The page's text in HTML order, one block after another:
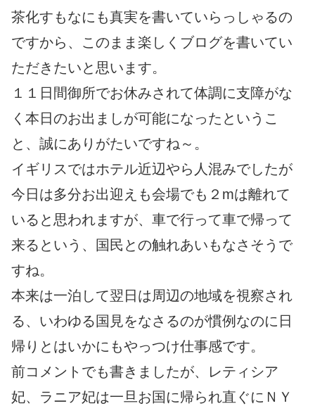
茶化すもなにも真実を書いていらっしゃるの
ですから、このまま楽しくブログを書いてい
ただきたいと思います。
１１日間御所でお休みされて体調に支障がな
く本日のお出ましが可能になったというこ
と、誠にありがたいですね～。
イギリスではホテル近辺やら人混みでしたが
今日は多分お出迎えも会場でも２mは離れて
いると思われますが、車で行って車で帰って
来るという、国民との触れあいもなさそうで
すね。
本来は一泊して翌日は周辺の地域を視察され
る、いわゆる国見をなさるのが慣例なのに日
帰りとはいかにもやっつけ仕事感です。
前コメントでも書きましたが、レティシア
妃、ラニア妃は一旦お国に帰られ直ぐにＮＹ